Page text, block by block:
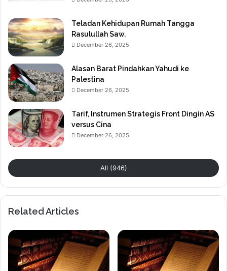
Teladan Kehidupan Rumah Tangga
Rasulullah Saw.
December 26, 2025
Alasan Barat Pindahkan Yahudi ke
Palestina
December 26, 2025
Tarif, Instrumen Strategis Front Dingin AS
versus Cina
December 26, 2025
All (946)
Related Articles